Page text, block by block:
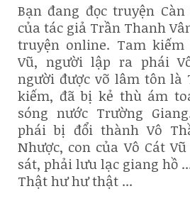
Bạn đang đọc truyện
của tác giả Trần Thanh
truyện online. Tam kiếm
Vũ, người lập ra phái
người được võ lâm tôn là
kiếm, đã bị kẻ thù ám
sóng nước Trường
phái bị đổi thành Vô
Nhược, con của Vô Cát
sát, phải lưu lạc giang hồ
Thật hư hư thật ...